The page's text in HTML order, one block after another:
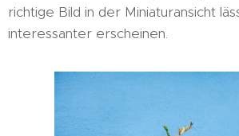
richtige Bild in der Miniaturansicht
interessanter erscheinen.